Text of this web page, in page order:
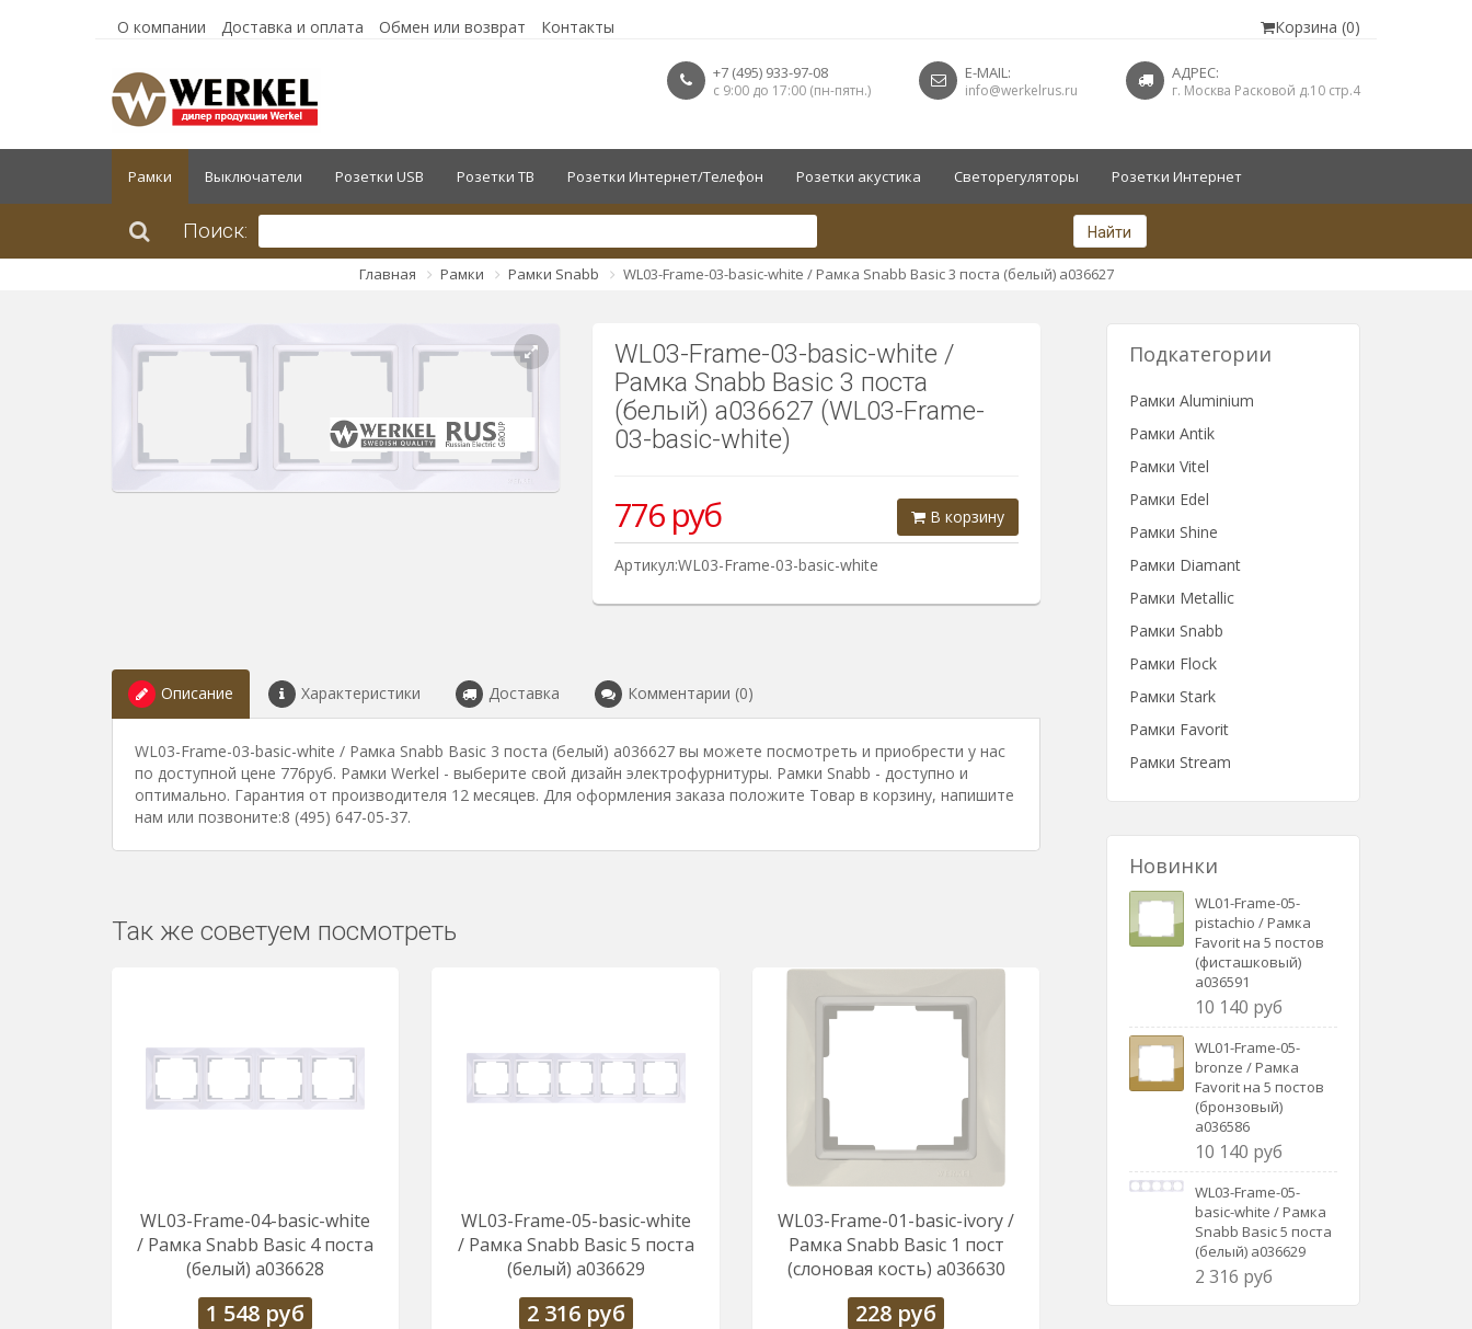
О компании Доставка и оплата Обмен или возврат Контакты Корзина (0)
+7 (495) 933-97-08
с 9:00 до 17:00 (пн-пятн.)
E-MAIL:
info@werkelrus.ru
АДРЕС:
г. Москва Расковой д.10 стр.4
Рамки Выключатели Розетки USB Розетки ТВ Розетки Интернет/Телефон Розетки акустика Светорегуляторы Розетки Интернет
Поиск: Найти
Главная Рамки Рамки Snabb WL03-Frame-03-basic-white / Рамка Snabb Basic 3 поста (белый) a036627
WL03-Frame-03-basic-white /
Рамка Snabb Basic 3 поста
(белый) a036627 (WL03-Frame-
03-basic-white)
В корзину
776руб
Артикул:WL03-Frame-03-basic-white
Описание Характеристики Доставка Комментарии (0)
WL03-Frame-03-basic-white / Рамка Snabb Basic 3 поста (белый) a036627 вы можете посмотреть и приобрести у нас
по доступной цене 776руб. Рамки Werkel - выберите свой дизайн электрофурнитуры. Рамки Snabb - доступно и
оптимально. Гарантия от производителя 12 месяцев. Для оформления заказа положите Товар в корзину, напишите
нам или позвоните:8 (495) 647-05-37.
Так же советуем посмотреть
WL03-Frame-04-basic-white
/ Рамка Snabb Basic 4 поста
(белый) a036628
1 548 руб
WL03-Frame-05-basic-white
/ Рамка Snabb Basic 5 поста
(белый) a036629
2 316руб
WL03-Frame-01-basic-ivory /
Рамка Snabb Basic 1 пост
(слоновая кость) a036630
228 руб
Подкатегории
Рамки Aluminium
Рамки Antik
Рамки Vitel
Рамки Edel
Рамки Shine
Рамки Diamant
Рамки Metallic
Рамки Snabb
Рамки Flock
Рамки Stark
Рамки Favorit
Рамки Stream
Новинки
WL01-Frame-05-
pistachio / Рамка
Favorit на 5 постов
(фисташковый)
a036591
10 140 руб
WL01-Frame-05-
bronze / Рамка
Favorit на 5 постов
(бронзовый)
a036586
10 140 руб
WL03-Frame-05-
basic-white / Рамка
Snabb Basic 5 поста
(белый) a036629
2 316 руб